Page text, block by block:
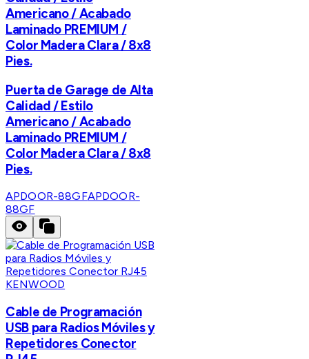
Americano / Acabado
Laminado PREMIUM /
Color Madera Clara / 8x8
Pies.
Puerta de Garage de Alta
Calidad / Estilo
Americano / Acabado
Laminado PREMIUM /
Color Madera Clara / 8x8
Pies.
APDOOR-88GFAPDOOR-
88GF
KENWOOD
Cable de Programación
USB para Radios Móviles y
Repetidores Conector